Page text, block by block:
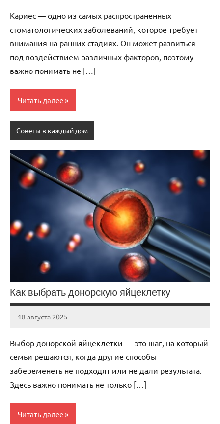
Кариес — одно из самых распространенных
стоматологических заболеваний, которое требует
внимания на ранних стадиях. Он может развиться
под воздействием различных факторов, поэтому
важно понимать не […]
Читать далее
Советы в каждый дом
Как выбрать донорскую яйцеклетку
18 августа 2025
Avtor
Нет
Выбор донорской яйцеклетки — это шаг, на который
семьи решаются, когда другие способы
забеременеть не подходят или не дали результата.
Здесь важно понимать не только […]
Читать далее